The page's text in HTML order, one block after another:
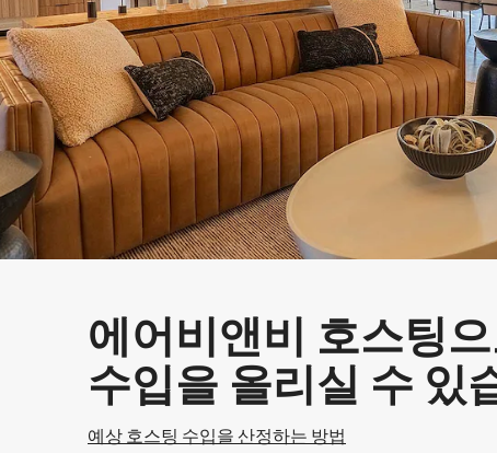
에어비앤비 호스팅
수입을 올리실 수 있
예상 호스팅 수입을 산정하는 방법